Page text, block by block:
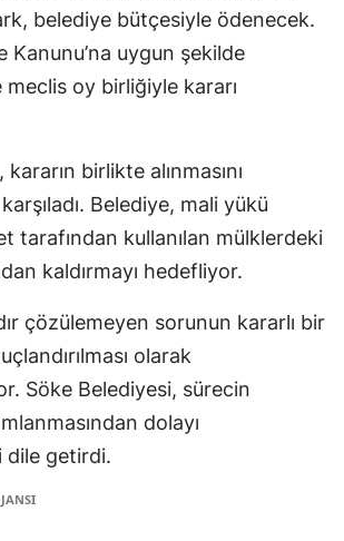
belediye bütçesiyle ödenecek.
Kanunu’na uygun şekilde
meclis oy birliğiyle kararı
birlikte alınmasını
Belediye, mali yükü
tarafından kullanılan mülklerdeki
kaldırmayı hedefliyor.
çözülemeyen sorunun kararlı bir
olarak
Söke Belediyesi, sürecin
dolayı
dile getirdi.